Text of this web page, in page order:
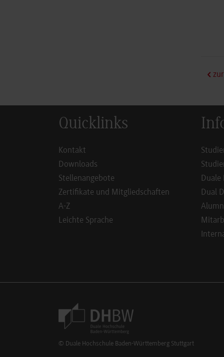
Quicklinks
Kontakt
Downloads
Stellenangebote
Zertifikate und Mitgliedschaften
A-Z
Leichte Sprache
Duale
Dual
Footer Meta Navigation
© Duale Hochschule Baden-Württemberg Stuttgart